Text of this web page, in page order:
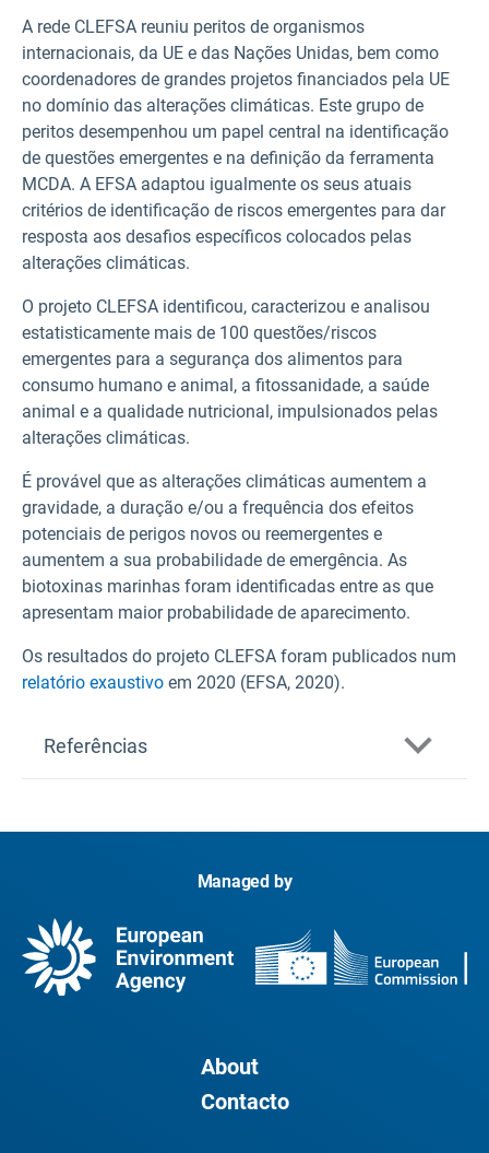
A rede CLEFSA reuniu peritos de organismos
internacionais, da UE e das Nações Unidas, bem como
coordenadores de grandes projetos financiados pela UE
no domínio das alterações climáticas. Este grupo de
peritos desempenhou um papel central na identificação
de questões emergentes e na definição da ferramenta
MCDA. A EFSA adaptou igualmente os seus atuais
critérios de identificação de riscos emergentes para dar
resposta aos desafios específicos colocados pelas
alterações climáticas.
O projeto CLEFSA identificou, caracterizou e analisou
estatisticamente mais de 100 questões/riscos
emergentes para a segurança dos alimentos para
consumo humano e animal, a fitossanidade, a saúde
animal e a qualidade nutricional, impulsionados pelas
alterações climáticas.
É provável que as alterações climáticas aumentem a
gravidade, a duração e/ou a frequência dos efeitos
potenciais de perigos novos ou reemergentes e
aumentem a sua probabilidade de emergência. As
biotoxinas marinhas foram identificadas entre as que
apresentam maior probabilidade de aparecimento.
Os resultados do projeto CLEFSA foram publicados num
relatório exaustivo em 2020 (EFSA, 2020).
Referências
na UE devido às alterações climáticas], EFSA
Supporting Publications(9),
Managed by
About
Contacto